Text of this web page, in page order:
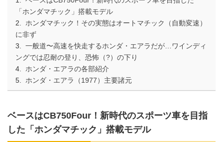
「ホンダマチック」搭載モデル
ホンダマチック！その実態はオートマチック（自動変速）
に非ず
一般道〜高速を快走するホンダ・エアラだが…ワインディ
ングでは忍耐の登り、恐怖（?）の下り
ホンダ・エアラの各部紹介
ホンダ・エアラ（1977）主要諸元
ベースはCB750Four！新時代のスポーツ車を目指
した「ホンダマチック」搭載モデル